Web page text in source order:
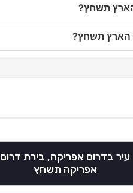
הארץ תשחץ?
הארץ תשחץ?
עיר בדרום אפריקה, בירת דרום
אפריקה תשחץ